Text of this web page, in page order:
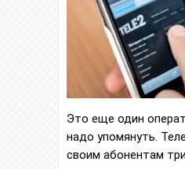
Это еще один
надо упомянуть.
своим абонентам